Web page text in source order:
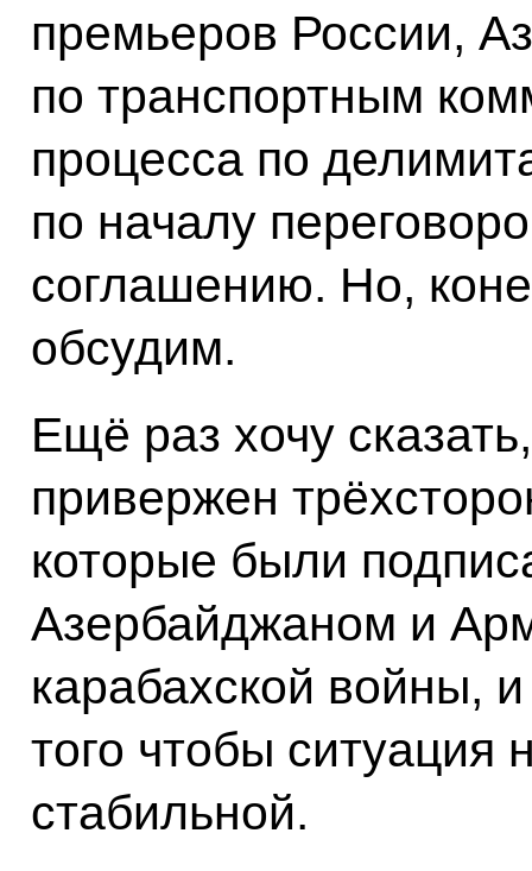
премьеров России,
по транспортным
процесса по
по началу
соглашению. Но,
обсудим.
Ещё раз хочу
привержен
которые были
Азербайджаном и
карабахской войны,
того чтобы ситуация
стабильной.